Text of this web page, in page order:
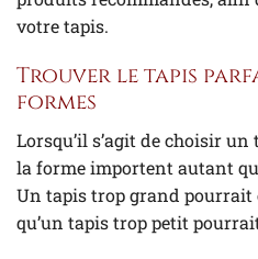
votre tapis.
Trouver le tapis
formes
Lorsqu’il s’agit de choisir
la forme importent autant
Un tapis trop grand pourrait
qu’un tapis trop petit